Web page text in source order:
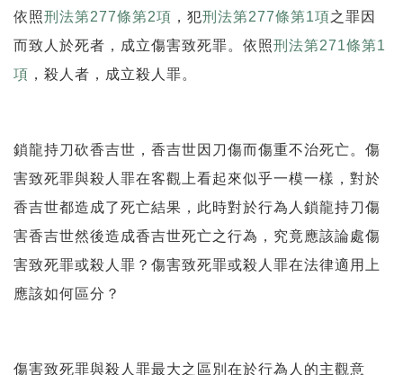
依照刑法第277條第2項 ，犯刑法第277條第1項之罪因
而致人於死者，成立傷害致死罪。依照刑法第271條第1
項 ，殺人者，成立殺人罪。
鎖龍持刀砍香吉世，香吉世因刀傷而傷重不治死亡。傷
害致死罪與殺人罪在客觀上看起來似乎一模一樣，對於
香吉世都造成了死亡結果，此時對於行為人鎖龍持刀傷
害香吉世然後造成香吉世死亡之行為，究竟應該論處傷
害致死罪或殺人罪？傷害致死罪或殺人罪在法律適用上
應該如何區分？
傷害致死罪與殺人罪最大之區別在於行為人的主觀意